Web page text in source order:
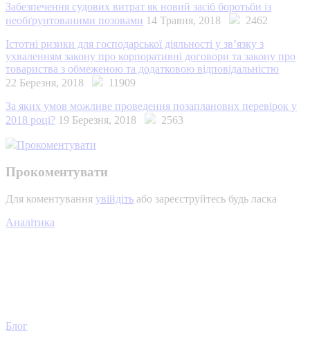
Забезпечення судових витрат як новий засіб боротьби із
необґрунтованими позовами 14 Травня, 2018
2462
Істотні ризики для господарської діяльності у зв’язку з
ухваленням закону про корпоративні договори та закону про
товариства з обмеженою та додатковою відповідальністю
22 Березня, 2018
11909
За яких умов можливе проведення позапланових перевірок у
2018 році? 19 Березня, 2018 2563
Прокоментувати
Прокоментувати
Для коментування увійдіть або зареєструйтесь будь ласка
Аналітика
Блог